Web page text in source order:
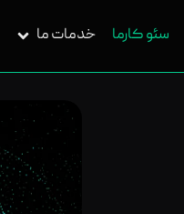
سئو کارما خدمات ما